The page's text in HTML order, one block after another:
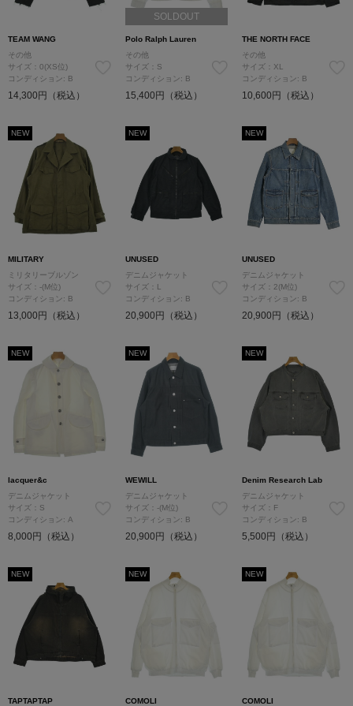
TEAM WANG
その他
サイズ：0(XS位)
コンディション: B
14,300円（税込）
SOLDOUT
Polo Ralph Lauren
その他
サイズ：S
コンディション: B
15,400円（税込）
THE NORTH FACE
その他
サイズ：XL
コンディション: B
10,600円（税込）
NEW
MILITARY
ミリタリーブルゾン
サイズ：-(M位)
コンディション: B
13,000円（税込）
NEW
UNUSED
デニムジャケット
サイズ：L
コンディション: B
20,900円（税込）
NEW
UNUSED
デニムジャケット
サイズ：2(M位)
コンディション: B
20,900円（税込）
NEW
lacquer&c
デニムジャケット
サイズ：S
コンディション: A
8,000円（税込）
NEW
WEWILL
デニムジャケット
サイズ：-(M位)
コンディション: B
20,900円（税込）
NEW
Denim Research Lab
デニムジャケット
サイズ：F
コンディション: B
5,500円（税込）
NEW
TAPTAPTAP
NEW
COMOLI
NEW
COMOLI